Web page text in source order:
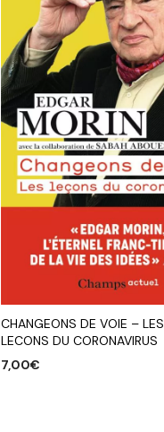
CHANGEONS DE VOIE – LES
LECONS DU CORONAVIRUS
7,00€